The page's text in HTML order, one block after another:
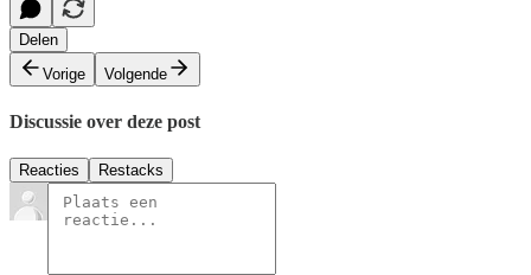
Delen
Vorige
Volgende
Discussie over deze post
Reacties Restacks